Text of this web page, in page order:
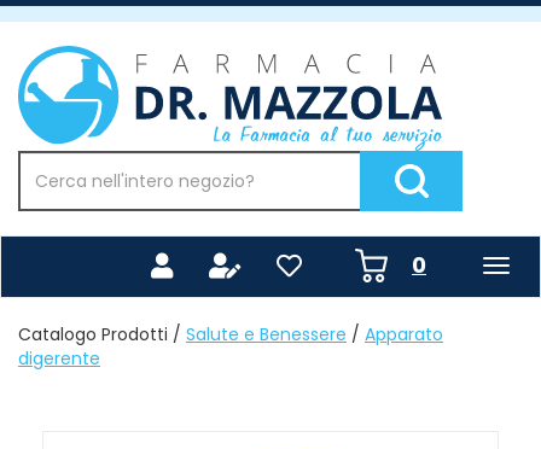
Passa
contenuto
principale
Farmacia
Mazzola
Prodotto
Cerca Prodotto
0prodotti
inseriti
Catalogo Prodotti / Salute e Benessere / Apparato
digerente